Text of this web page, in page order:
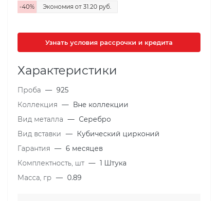
-40% Экономия от 31.20 руб.
Узнать условия рассрочки и кредита
Характеристики
Проба — 925
Коллекция — Вне коллекции
Вид металла — Серебро
Вид вставки
— Кубический цирконий
Гарантия — 6 месяцев
Комплектность, шт — 1 Штука
Масса, гр — 0.89